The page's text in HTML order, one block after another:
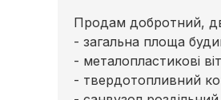
Продам добротний,
- загальна площа
- металопластикові
- твердотопливний